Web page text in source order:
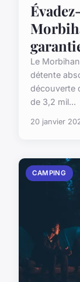
Le
détente
découverte
de 3,2 mil...
20 janvier
CAMPING